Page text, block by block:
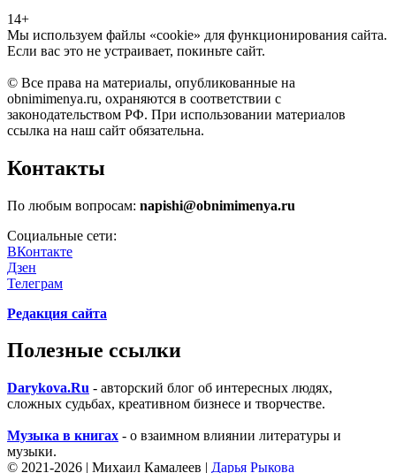
14+
Мы используем файлы «cookie» для функционирования сайта.
Если вас это не устраивает, покиньте сайт.
© Все права на материалы, опубликованные на
obnimimenya.ru, охраняются в соответствии с
законодательством РФ. При использовании материалов
ссылка на наш сайт обязательна.
Контакты
По любым вопросам: napishi@obnimimenya.ru
Социальные сети:
ВКонтакте
Дзен
Телеграм
Редакция сайта
Полезные ссылки
Darykova.Ru - авторский блог об интересных людях,
сложных судьбах, креативном бизнесе и творчестве.
Музыка в книгах - о взаимном влиянии литературы и
музыки.
© 2021-2026 | Михаил Камалеев | Дарья Рыкова